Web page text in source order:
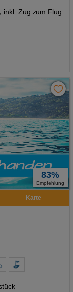
inkl. Zug zum Flug
83%
Empfehlung
Karte